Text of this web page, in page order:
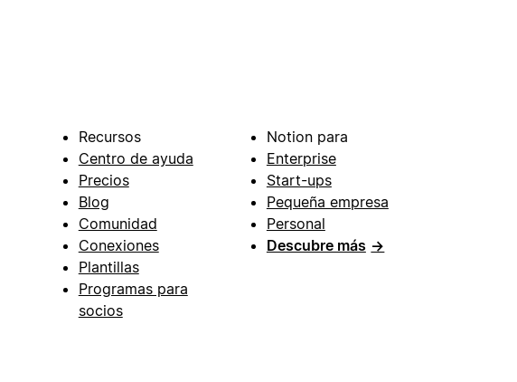
Recursos
Centro de ayuda
Precios
Blog
Comunidad
Conexiones
Plantillas
Programas para
socios
Notion para
Enterprise
Start-ups
Pequeña empresa
Personal
Descubre más →